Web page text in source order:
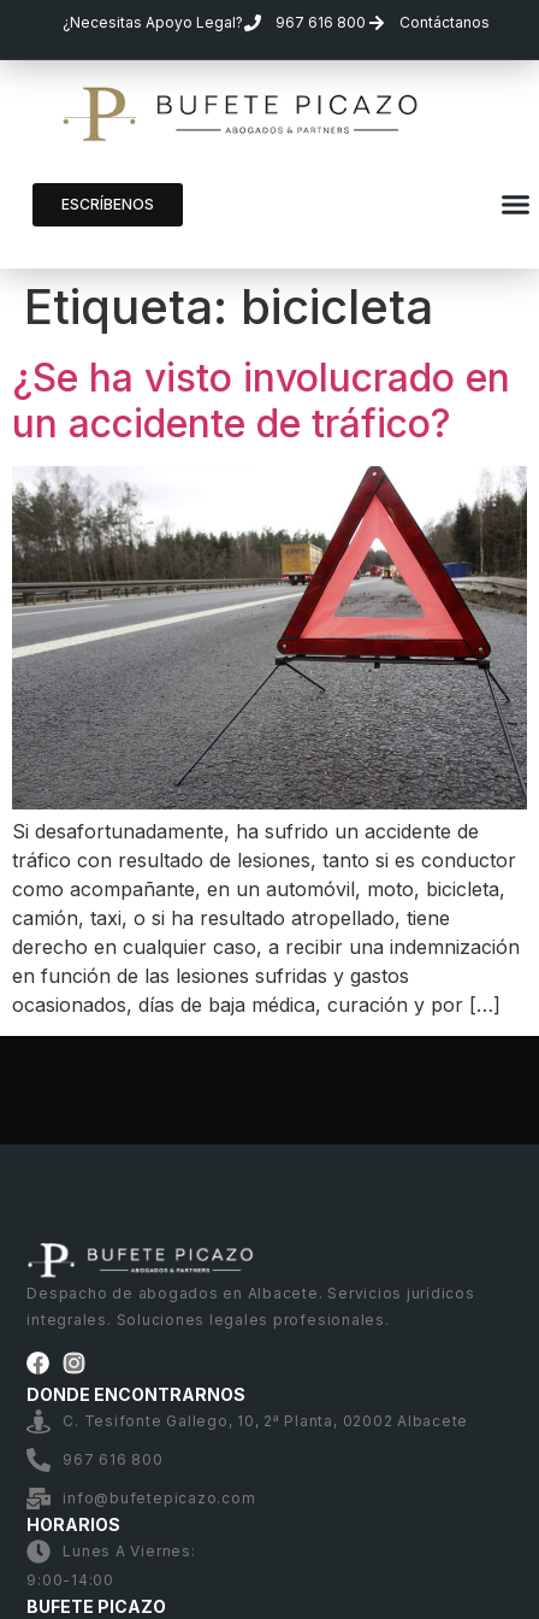
¿Necesitas Apoyo Legal? 967 616 800 Contáctanos
ESCRÍBENOS
Etiqueta: bicicleta
¿Se ha visto involucrado en
un accidente de tráfico?
Si desafortunadamente, ha sufrido un accidente de
tráfico con resultado de lesiones, tanto si es conductor
como acompañante, en un automóvil, moto, bicicleta,
camión, taxi, o si ha resultado atropellado, tiene
derecho en cualquier caso, a recibir una indemnización
en función de las lesiones sufridas y gastos
ocasionados, días de baja médica, curación y por […]
Despacho de abogados en Albacete. Servicios jurídicos
integrales. Soluciones legales profesionales.
DONDE ENCONTRARNOS
C. Tesifonte Gallego, 10, 2ª Planta, 02002 Albacete
967 616 800
info@bufetepicazo.com
HORARIOS
Lunes A Viernes:
9:00-14:00
BUFETE PICAZO